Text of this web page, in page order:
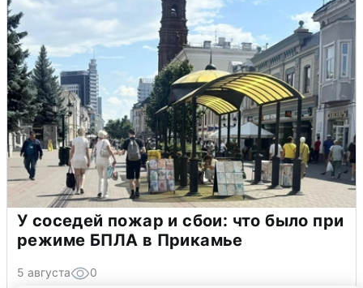
У соседей пожар и сбои: что было при
режиме БПЛА в Прикамье
5 августа 0